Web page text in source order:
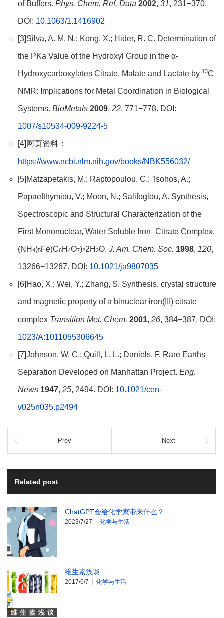
of Buffers. Phys. Chem. Ref. Data 2002, 31, 231−370.
DOI: 10.1063/1.1416902
[3]Silva, A. M. N.; Kong, X.; Hider, R. C. Determination of
the PKa Value of the Hydroxyl Group in the α-
Hydroxycarboxylates Citrate, Malate and Lactate by 13C
NMR: Implications for Metal Coordination in Biological
Systems. BioMetals 2009, 22, 771−778. DOI:
1007/s10534-009-9224-5
[4]网页资料：
https://www.ncbi.nlm.nih.gov/books/NBK556032/
[5]Matzapetakis, M.; Raptopoulou, C.; Tsohos, A.;
Papaefthymiou, V.; Moon, N.; Salifoglou, A. Synthesis,
Spectroscopic and Structural Characterization of the
First Mononuclear, Water Soluble Iron–Citrate Complex,
(NH 4)5Fe(C6H 4O7)22H 2O. J. Am. Chem. Soc. 1998, 120,
13266−13267. DOI: 10.1021/ja9807035
[6]Hao, X.; Wei, Y.; Zhang, S. Synthesis, crystal structure
and magnetic property of a binuclear iron(III) citrate
complex Transition Met. Chem. 2001, 26, 384−387. DOI:
1023/A:1011055306645
[7]Johnson, W. C.; Quill, L. L.; Daniels, F. Rare Earths
Separation Developed on Manhattan Project. Eng.
News 1947, 25, 2494. DOI: 10.1021/cen-
v025n035.p2494
Prev Next
Related post
ChatGPT会给化学家带来什么？
2023/7/27 化学与生活
维生素浅谈
2017/6/7 化学与生活